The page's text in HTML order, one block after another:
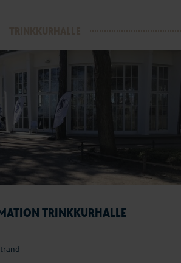
TRINKKURHALLE